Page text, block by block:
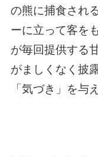
の熊に捕食され
ーに立って客を
が毎回提供する
がましくなく披
「気づき」を与